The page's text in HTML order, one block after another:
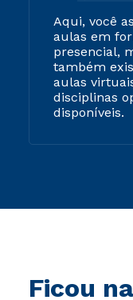
Aqui, você
aulas em
presencial,
também
aulas
disciplinas
disponíveis.
Ficou